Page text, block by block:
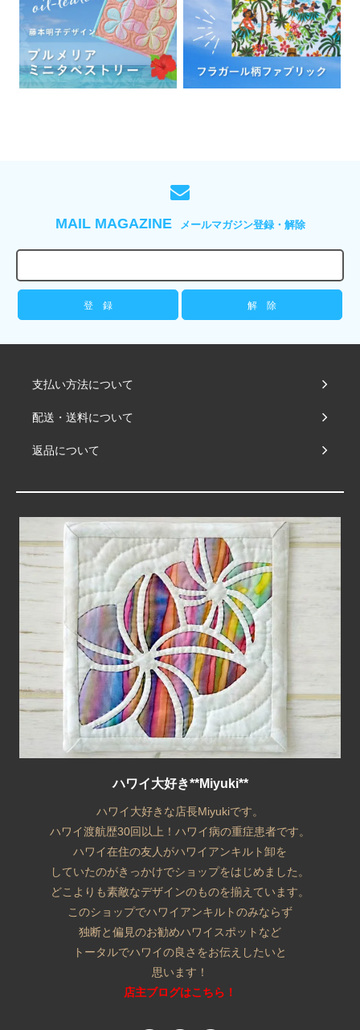
MAIL MAGAZINE メールマガジン登録・解除
支払い方法について
配送・送料について
返品について
ハワイ大好き**Miyuki**
ハワイ大好きな店長Miyukiです。
ハワイ渡航歴30回以上！ハワイ病の重症患者です。
ハワイ在住の友人がハワイアンキルト卸を
していたのがきっかけでショップをはじめました。
どこよりも素敵なデザインのものを揃えています。
このショップでハワイアンキルトのみならず
独断と偏見のお勧めハワイスポットなど
トータルでハワイの良さをお伝えしたいと
思います！
店主ブログはこちら！